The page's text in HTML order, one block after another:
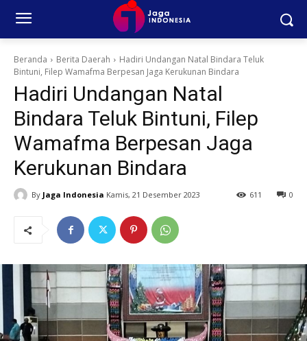
Beranda Berita Daerah
Hadiri Undangan Natal Bindara Teluk
Bintuni, Filep Wamafma Berpesan Jaga Kerukunan Bindara
Hadiri Undangan Natal
Bindara Teluk Bintuni, Filep
Wamafma Berpesan Jaga
Kerukunan Bindara
By Jaga Indonesia Kamis, 21 Desember 2023 0
611